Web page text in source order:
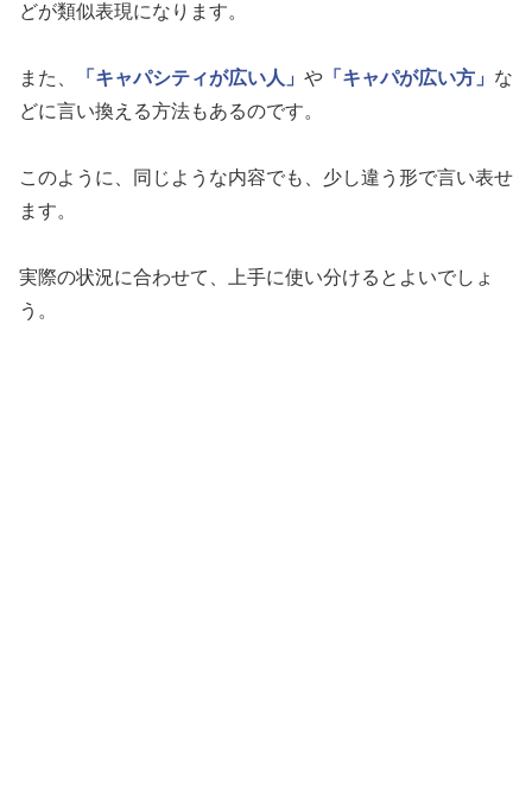
どが類似表現になります。
また、 「キャパシティが広い人」 や 「キャパが広い方」 な
どに言い換える方法もあるのです。
このように、同じような内容でも、少し違う形で言い表せ
ます。
実際の状況に合わせて、上手に使い分けるとよいでしょ
う。